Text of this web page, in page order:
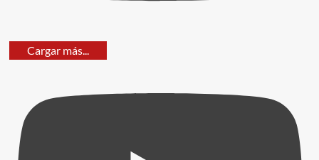
Cargar más...